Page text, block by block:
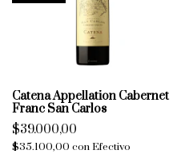
Catena Appellation Cabernet
Franc San Carlos
$39.000,00
$35.100,00 conEfectivo